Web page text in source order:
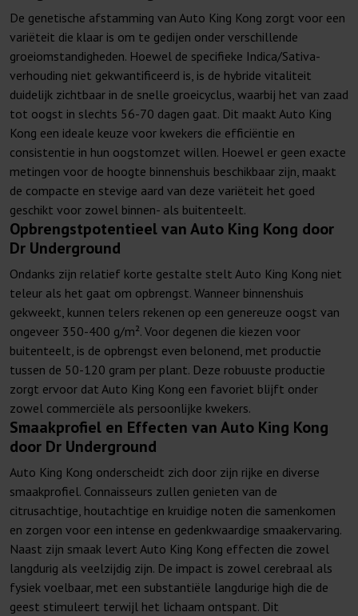
De genetische afstamming van Auto King Kong zorgt voor een
variëteit die klaar is om te gedijen onder verschillende
groeiomstandigheden. Hoewel de specifieke Indica/Sativa-
verhouding niet gekwantificeerd is, is de hybride vitaliteit
duidelijk zichtbaar in de snelle groeicyclus, waarbij het van zaad
tot oogst in slechts 56-70 dagen gaat. Dit maakt Auto King
Kong een ideale keuze voor kwekers die efficiëntie en
consistentie in hun oogstomzet willen. Hoewel er geen exacte
metingen voor de hoogte binnenshuis beschikbaar zijn, maakt
de compacte en stevige aard van deze variëteit het goed
geschikt voor zowel binnen- als buitenteelt.
Opbrengstpotentieel van Auto King Kong door
Dr Underground
Ondanks zijn relatief korte gestalte stelt Auto King Kong niet
teleur als het gaat om opbrengst. Wanneer binnenshuis
gekweekt, kunnen telers rekenen op een genereuze oogst van
ongeveer 350-400 g/m². Voor degenen die kiezen voor
buitenteelt, is de opbrengst even belonend, met productie
tussen de 50-120 gram per plant. Deze robuuste productie
zorgt ervoor dat Auto King Kong een favoriet blijft onder
zowel commerciële als persoonlijke kwekers.
Smaakprofiel en Effecten van Auto King Kong
door Dr Underground
Auto King Kong onderscheidt zich door zijn rijke en diverse
smaakprofiel. Connaisseurs zullen genieten van de
citrusachtige, houtachtige en kruidige noten die samenkomen
en zorgen voor een intense en gedenkwaardige smaakervaring.
Naast zijn smaak levert Auto King Kong effecten die zowel
langdurig als veelzijdig zijn. De impact is zowel cerebraal als
fysiek voelbaar, met een substantiële langdurige high die de
geest stimuleert terwijl het lichaam ontspant. Dit